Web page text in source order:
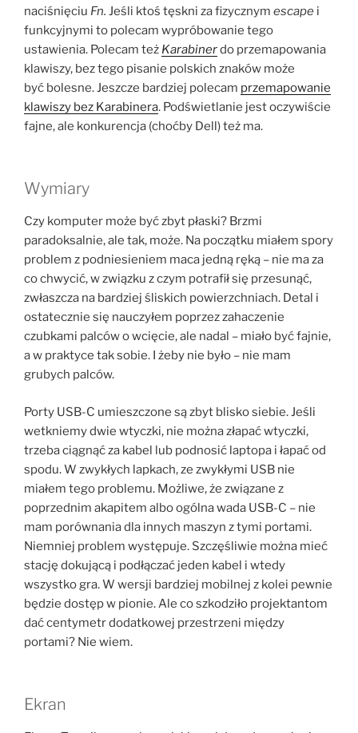
naciśnięciu Fn. Jeśli ktoś tęskni za fizycznym escape i
funkcyjnymi to polecam wypróbowanie tego
ustawienia. Polecam też Karabinerdo przemapowania
klawiszy, bez tego pisanie polskich znaków może
być bolesne. Jeszcze bardziej polecam przemapowanie
klawiszy bez Karabinera. Podświetlanie jest oczywiście
fajne, ale konkurencja (choćby Dell) też ma.
Wymiary
Czy komputer może być zbyt płaski? Brzmi
paradoksalnie, ale tak, może. Na początku miałem spory
problem z podniesieniem maca jedną ręką – nie ma za
co chwycić, w związku z czym potrafił się przesunąć,
zwłaszcza na bardziej śliskich powierzchniach. Detal i
ostatecznie się nauczyłem poprzez zahaczenie
czubkami palców o wcięcie, ale nadal – miało być fajnie,
a w praktyce tak sobie. I żeby nie było – nie mam
grubych palców.
Porty USB-C umieszczone są zbyt blisko siebie. Jeśli
wetkniemy dwie wtyczki, nie można złapać wtyczki,
trzeba ciągnąć za kabel lub podnosić laptopa i łapać od
spodu. W zwykłych lapkach, ze zwykłymi USB nie
miałem tego problemu. Możliwe, że związane z
poprzednim akapitem albo ogólna wada USB-C – nie
mam porównania dla innych maszyn z tymi portami.
Niemniej problem występuje. Szczęśliwie można mieć
stację dokującą i podłączać jeden kabel i wtedy
wszystko gra. W wersji bardziej mobilnej z kolei pewnie
będzie dostęp w pionie. Ale co szkodziło projektantom
dać centymetr dodatkowej przestrzeni między
portami? Nie wiem.
Ekran